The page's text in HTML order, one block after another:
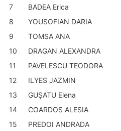
7
BADEA Erica
8
YOUSOFIAN DARIA
9
TOMSA ANA
10
DRAGAN ALEXANDRA
11
PAVELESCU TEODORA
12
ILYES JAZMIN
13
GUŞATU Elena
14
COARDOS ALESIA
15
PREDOI ANDRADA